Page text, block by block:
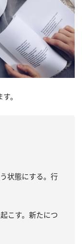
。
状態にする。行
こす。新たにつ